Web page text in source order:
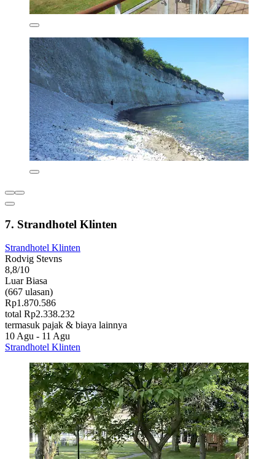
7. Strandhotel Klinten
Strandhotel Klinten
Rodvig Stevns
8,8/10
Luar Biasa
(667 ulasan)
Rp1.870.586
total Rp2.338.232
termasuk pajak & biaya lainnya
10 Agu - 11 Agu
Strandhotel Klinten